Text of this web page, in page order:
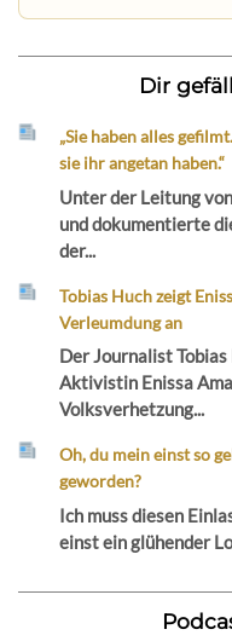
Dir
„Sie haben alles
sie ihr angetan haben.“
Unter der Leitung
und dokumentierte
der...
Tobias Huch zeigt
Verleumdung an
Der Journalist
Aktivistin Enissa
Volksverhetzung...
Oh, du mein einst so
geworden?
Ich muss diesen
einst ein glühender